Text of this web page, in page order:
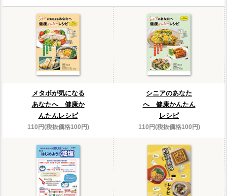
メタボが気になる
あなたへ 健康か
んたんレシピ
110円(税抜価格100円)
シニアのあなた
へ 健康かんたん
レシピ
110円(税抜価格100円)